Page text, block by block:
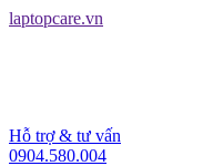
laptopcare.vn
Hỗ trợ & tư vấn
0904.580.004